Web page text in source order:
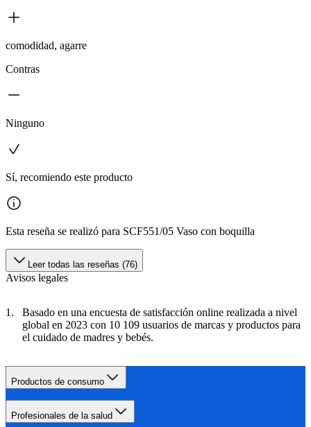
comodidad, agarre
Contras
Ninguno
Sí, recomiendo este producto
Esta reseña se realizó para SCF551/05 Vaso con boquilla
Leer todas las reseñas (76)
Avisos legales
Basado en una encuesta de satisfacción online realizada a nivel
global en 2023 con 10 109 usuarios de marcas y productos para
el cuidado de madres y bebés.
Productos de consumo
Profesionales de la salud